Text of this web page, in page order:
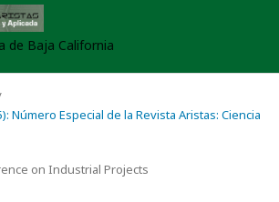
de Baja California
Número Especial de la Revista Aristas: Ciencia
on Industrial Projects